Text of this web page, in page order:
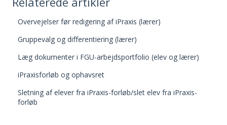
Overvejelser før redigering af iPraxis (lærer)
Gruppevalg og differentiering (lærer)
Læg dokumenter i FGU-arbejdsportfolio (elev og lærer)
iPraxisforløb og ophavsret
Sletning af elever fra iPraxis-forløb/slet elev fra iPraxis-
forløb